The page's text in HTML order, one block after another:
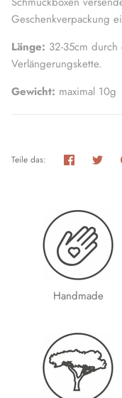
Geschenkverpackung
Länge: 32-35cm
Verlängerungskette.
Gewicht: maximal 10g
Teile das: Teilen
Handmade